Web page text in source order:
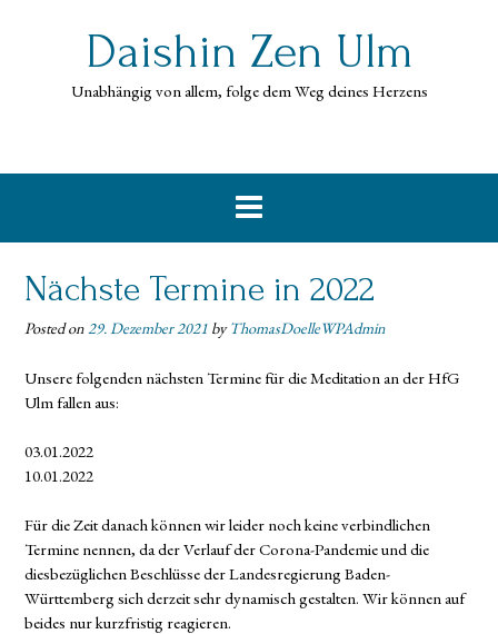
Daishin Zen Ulm
Unabhängig von allem, folge dem Weg deines Herzens
Nächste Termine in 2022
Posted on29. Dezember 2021 byThomasDoelleWPAdmin
Unsere folgenden nächsten Termine für die Meditation an der HfG
Ulm fallen aus:
03.01.2022
10.01.2022
Für die Zeit danach können wir leider noch keine verbindlichen
Termine nennen, da der Verlauf der Corona-Pandemie und die
diesbezüglichen Beschlüsse der Landesregierung Baden-
Württemberg sich derzeit sehr dynamisch gestalten. Wir können auf
beides nur kurzfristig reagieren.